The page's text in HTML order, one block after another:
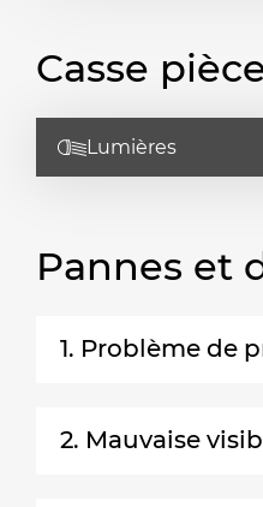
Casse
Lumières
Pannes et
1. Problème de
2. Mauvaise